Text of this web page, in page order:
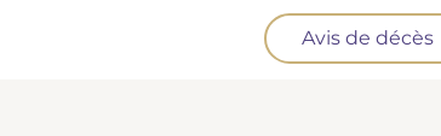
Avis de décès